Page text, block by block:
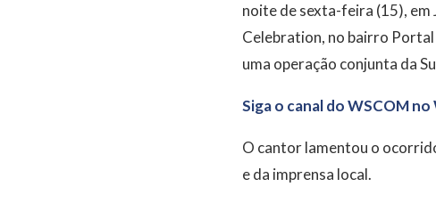
noite de sexta-feira (15), em
Celebration, no bairro
uma operação conjunta da
Siga o canal do WSCOM
O cantor lamentou o
e da imprensa local.